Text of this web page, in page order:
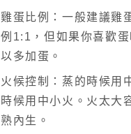
雞蛋比例：一般建議雞
例1:1，但如果你喜歡
以多加蛋。
火候控制：蒸的時候用
時候用中小火。火太大
熟內生。